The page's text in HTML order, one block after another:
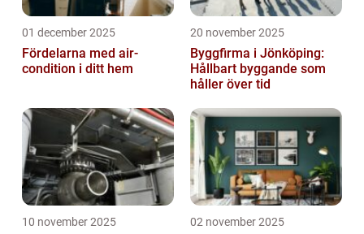
01 december 2025
Fördelarna med air-
condition i ditt hem
20 november 2025
Byggfirma i Jönköping:
Hållbart byggande som
håller över tid
10 november 2025 02 november 2025